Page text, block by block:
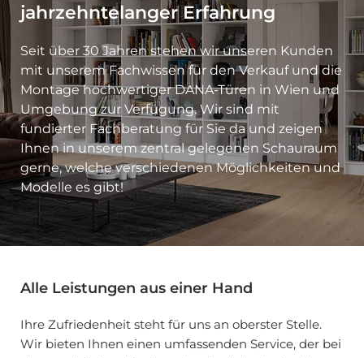
jahrzehntelanger Erfahrung
Seit über 30 Jahren stehen wir unseren Kunden
mit unserem Fachwissen für den Verkauf und die
Montage hochwertiger DANA-Türen in Wien und
Umgebung zur Verfügung. Wir sind mit
fundierter Fachberatung für Sie da und zeigen
Ihnen in unserem zentral gelegenen Schauraum
gerne, welche verschiedenen Möglichkeiten und
Modelle es gibt!
Alle Leistungen aus einer Hand
Ihre Zufriedenheit steht für uns an oberster Stelle.
Wir bieten Ihnen einen umfassenden Service, der bei